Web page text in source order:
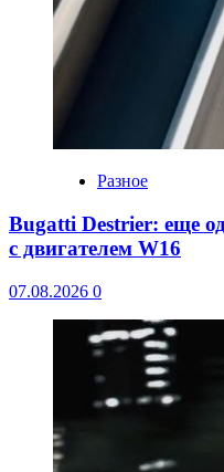
Разное
Bugatti Destrier: еще
с двигателем W16
07.08.2026 0